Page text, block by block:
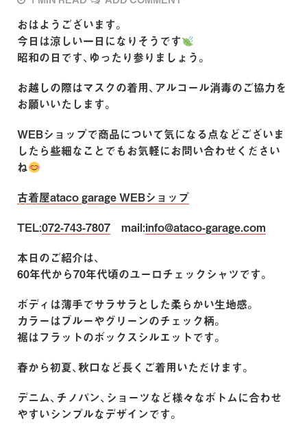
おはようございます。
今日は涼しい一日になりそうです
昭和の日です、ゆったり参りましょう。
お越しの際はマスクの着用、アルコール消毒のご協力を
お願いいたします。
WEBショップで商品について気になる点などございま
したら些細なことでもお気軽にお問い合わせください
ね
古着屋ataco garage WEBショップ
TEL:072-743-7807 mail:info@ataco-garage.com
本日のご紹介は、
60年代から70年代頃のユーロチェックシャツです。
ボディは薄手でサラサラとした柔らかい生地感。
カラーはブルーやグリーンのチェック柄。
裾はフラットのボックスシルエットです。
春から初夏、秋口など長くご着用いただけます。
デニム、チノパン、ショーツなど様々なボトムに合わせ
やすいシンプルなデザインです。